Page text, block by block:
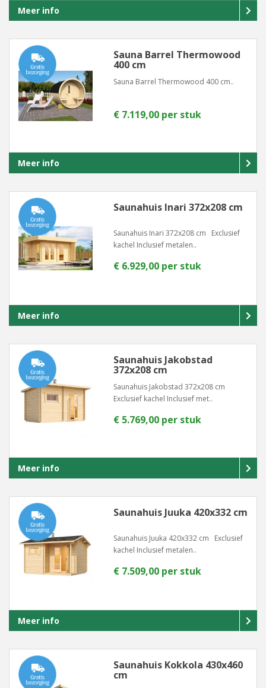
Meer info
Sauna Barrel Thermowood
400 cm
Sauna Barrel Thermowood 400 cm..
€ 7.119,00 per stuk
Meer info
Saunahuis Inari 372x208 cm
Saunahuis Inari 372x208 cm Exclusief
kachel Inclusief metalen..
€ 6.929,00 per stuk
Meer info
Saunahuis Jakobstad
372x208 cm
Saunahuis Jakobstad 372x208 cm
Exclusief kachel Inclusief met..
€ 5.769,00 per stuk
Meer info
Saunahuis Juuka 420x332 cm
Saunahuis Juuka 420x332 cm Exclusief
kachel Inclusief metalen..
€ 7.509,00 per stuk
Meer info
Saunahuis Kokkola 430x460
cm